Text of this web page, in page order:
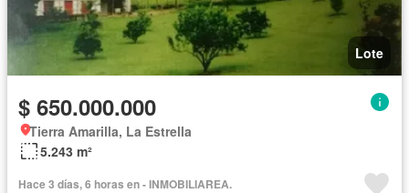
Lote
$ 650.000.000
Tierra Amarilla, La Estrella
5.243 m²
Hace 3 días, 6 horas en - INMOBILIAREA.